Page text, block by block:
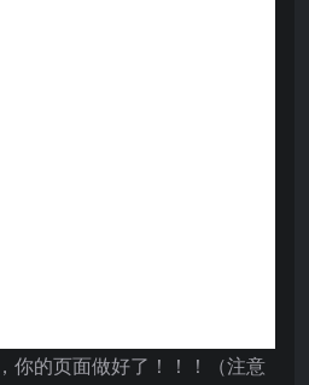
你的页面做好了！！！（注意